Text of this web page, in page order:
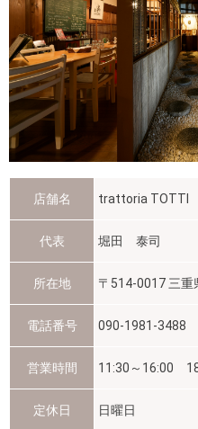
店舗名 trattoria TOTTI
代表 堀田 泰司
所在地 〒514-0017 三重
電話番号 090-1981-3488
営業時間 11:30～16:00
定休日 日曜日